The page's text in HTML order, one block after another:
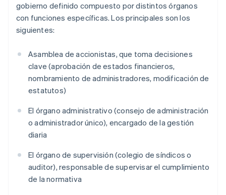
gobierno definido compuesto por distintos órganos
con funciones específicas. Los principales son los
siguientes:
Asamblea de accionistas, que toma decisiones
clave (aprobación de estados financieros,
nombramiento de administradores, modificación de
estatutos)
El órgano administrativo (consejo de administración
o administrador único), encargado de la gestión
diaria
El órgano de supervisión (colegio de síndicos o
auditor), responsable de supervisar el cumplimiento
de la normativa